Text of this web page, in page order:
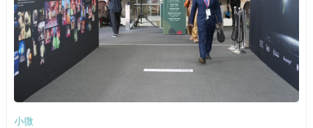
小微